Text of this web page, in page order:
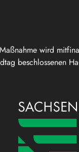
wird
beschlossenen